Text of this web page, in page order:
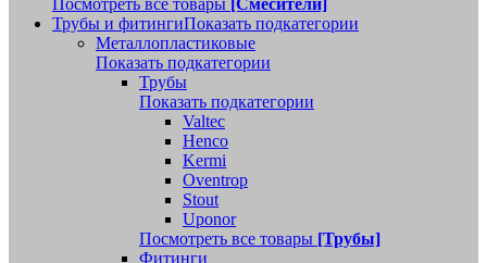
Посмотреть все товары [Смесители]
Трубы и фитингиПоказать подкатегории
Металлопластиковые
Показать подкатегории
Трубы
Показать подкатегории
Valtec
Henco
Kermi
Oventrop
Stout
Uponor
Посмотреть все товары [Трубы]
Фитинги